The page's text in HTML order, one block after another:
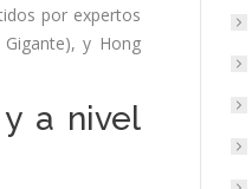
por expertos
Gigante), y Hong
a nivel